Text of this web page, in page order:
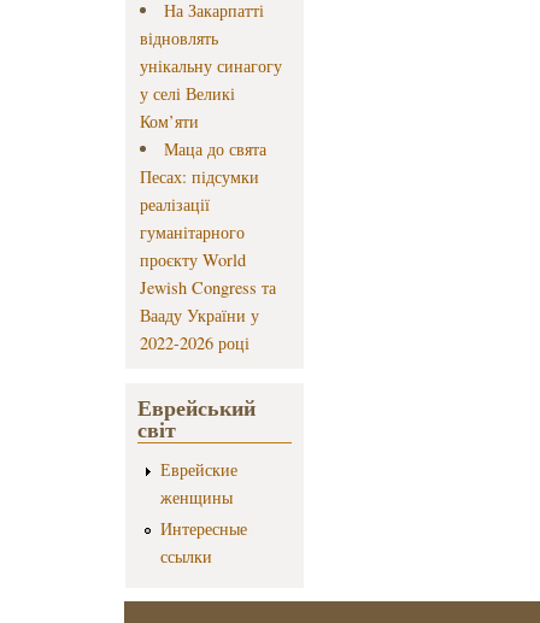
На Закарпатті
відновлять
унікальну синагогу
у селі Великі
Ком’яти
Маца до свята
Песах: підсумки
реалізації
гуманітарного
проєкту World
Jewish Congress та
Вааду України у
2022-2026 році
Еврейський
світ
Еврейские
женщины
Интересные
ссылки